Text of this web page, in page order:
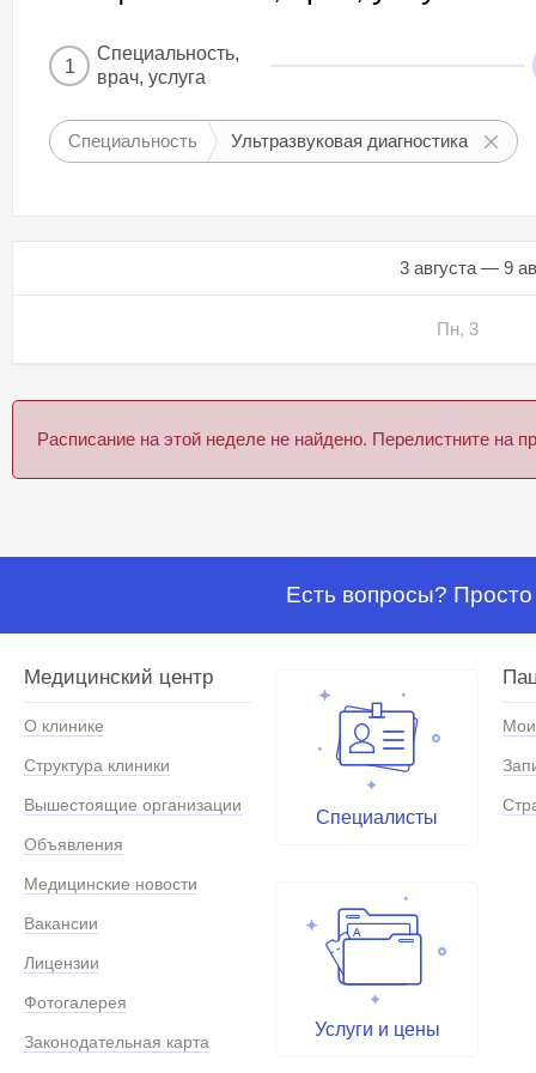
1
Специальность,
врач, услуга
Специальность Ультразвуковая диагностика
3 августа — 9
Пн, 3
Расписание на этой неделе не найдено. Перелистните
Есть вопросы?
Медицинский центр
О клинике
Структура клиники
Вышестоящие организации
Объявления
Медицинские новости
Вакансии
Лицензии
Фотогалерея
Законодательная карта
Специалисты
Услуги и цены